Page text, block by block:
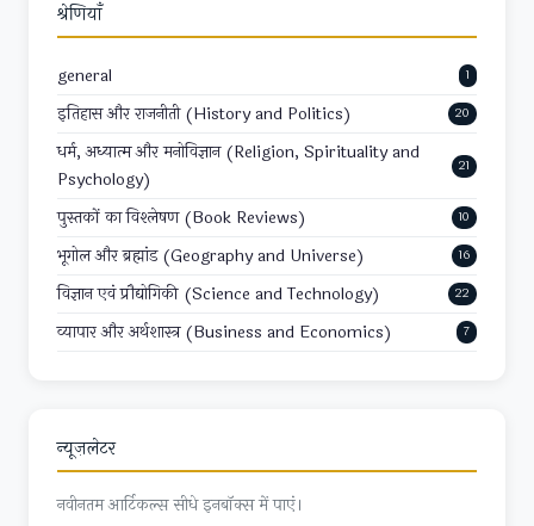
श्रेणियाँ
general 1
इतिहास और राजनीती (History and Politics) 20
धर्म, अध्यात्म और मनोविज्ञान (Religion, Spirituality and
Psychology)
21
पुस्तकों का विश्लेषण (Book Reviews) 10
भूगोल और ब्रह्मांड (Geography and Universe) 16
विज्ञान एवं प्रौद्योगिकी (Science and Technology) 22
व्यापार और अर्थशास्त्र (Business and Economics) 7
न्यूज़लेटर
नवीनतम आर्टिकल्स सीधे इनबॉक्स में पाएं।